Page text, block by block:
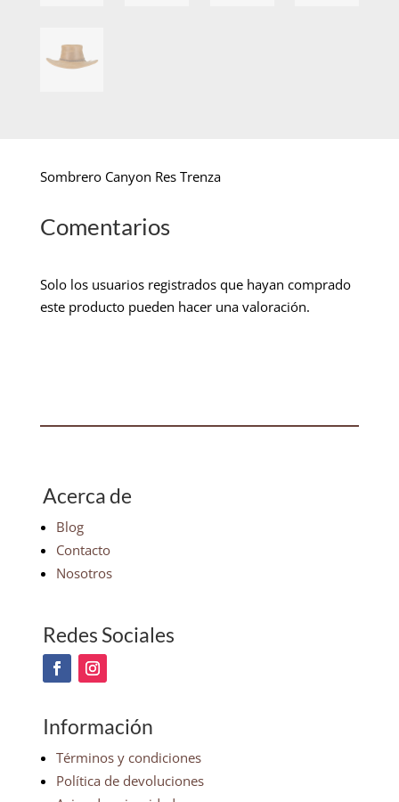
Sombrero Canyon Res Trenza
Comentarios
Solo los usuarios registrados que hayan comprado
este producto pueden hacer una valoración.
Acerca de
Blog
Contacto
Nosotros
Redes Sociales
Información
Términos y condiciones
Política de devoluciones